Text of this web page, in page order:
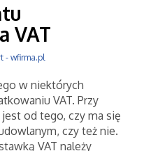
VAT
- wfirma.pl
w niektórych
VAT. Przy
od tego, czy ma się
czy też nie.
VAT należy